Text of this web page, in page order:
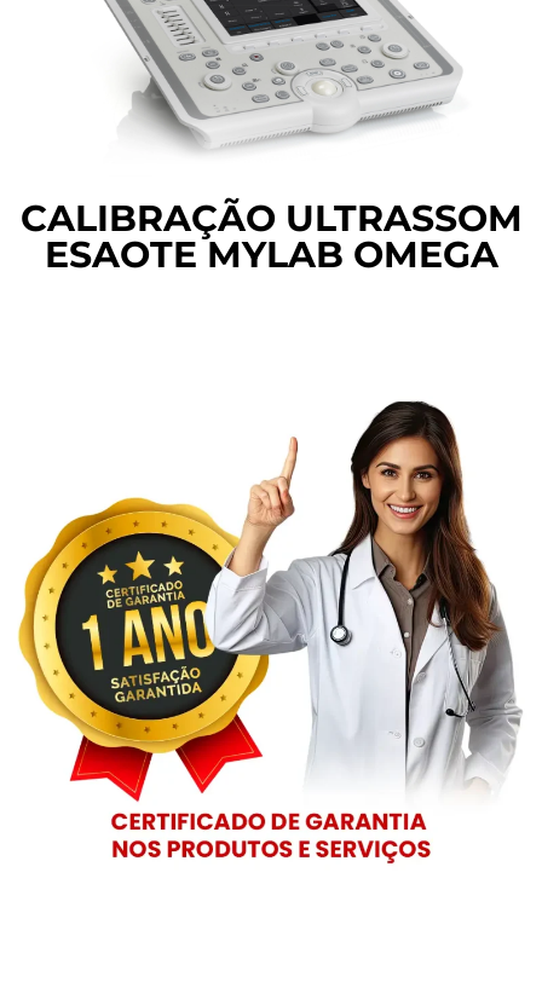
CALIBRAÇÃO ULTRASSOM
ESAOTE MYLAB OMEGA